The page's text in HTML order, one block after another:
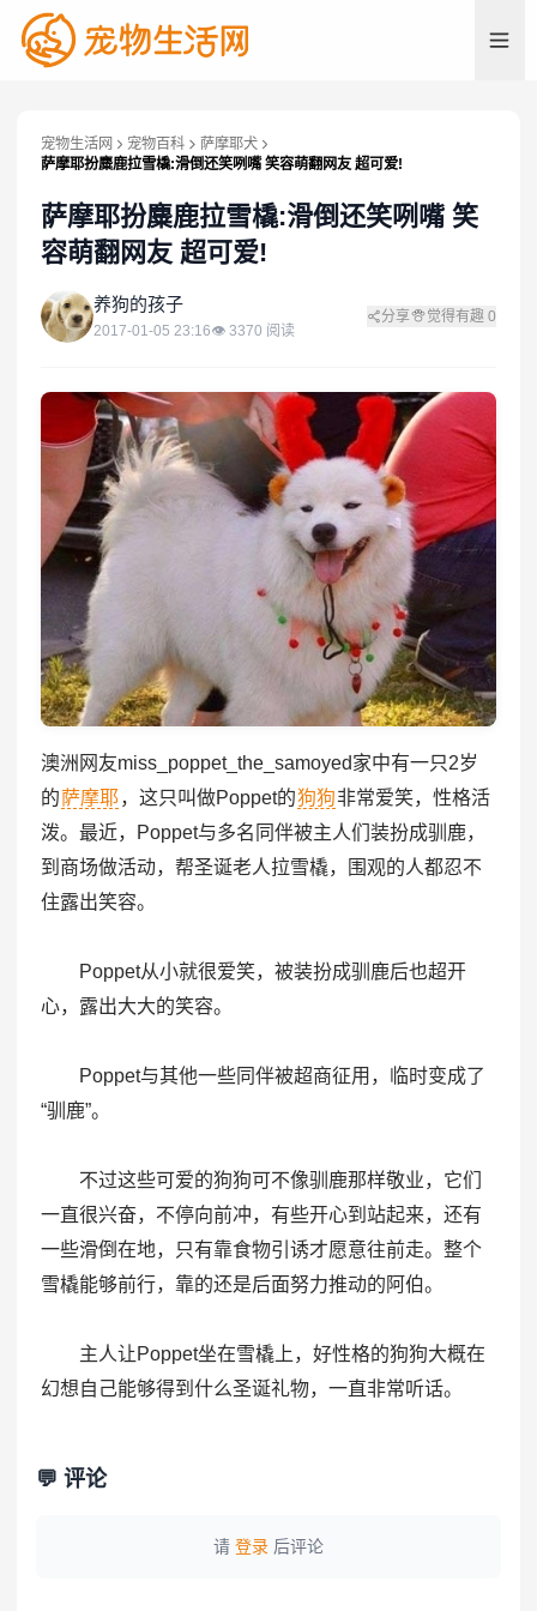
宠物生活网 宠物百科
萨摩耶犬
萨摩耶扮麋鹿拉雪橇:滑倒还笑咧嘴 笑容萌翻网友 超可爱!
萨摩耶扮麋鹿拉雪橇:滑倒还笑咧嘴 笑
容萌翻网友 超可爱!
养 养狗的孩子
2017-01-05 23:16👁 3370 阅读
分享 觉得有趣 0
澳洲网友miss_poppet_the_samoyed家中有一只2岁
的萨摩耶，这只叫做Poppet的狗狗非常爱笑，性格活
泼。最近，Poppet与多名同伴被主人们装扮成驯鹿，
到商场做活动，帮圣诞老人拉雪橇，围观的人都忍不
住露出笑容。
Poppet从小就很爱笑，被装扮成驯鹿后也超开
心，露出大大的笑容。
Poppet与其他一些同伴被超商征用，临时变成了
“驯鹿”。
不过这些可爱的狗狗可不像驯鹿那样敬业，它们
一直很兴奋，不停向前冲，有些开心到站起来，还有
一些滑倒在地，只有靠食物引诱才愿意往前走。整个
雪橇能够前行，靠的还是后面努力推动的阿伯。
主人让Poppet坐在雪橇上，好性格的狗狗大概在
幻想自己能够得到什么圣诞礼物，一直非常听话。
💬 评论
请 登录 后评论